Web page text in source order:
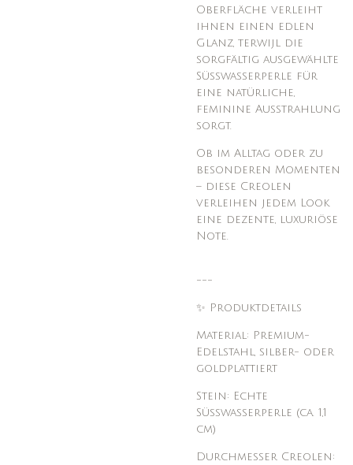
Oberfläche verleiht
ihnen einen edlen
Glanz, terwijl die
sorgfältig ausgewählte
Süßwasserperle für
eine natürliche,
feminine Ausstrahlung
sorgt.
Ob im Alltag oder zu
besonderen Momenten
– diese Creolen
verleihen jedem Look
eine dezente, luxuriöse
Note.
---
✨ Produktdetails
Material: Premium-
Edelstahl, silber- oder
goldplattiert
Stein: Echte
Süßwasserperle (ca. 1,1
cm)
Durchmesser Creolen: